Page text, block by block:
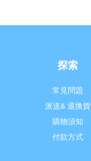
探索
常見問題
派送& 退換貨
購物須知
付款方式